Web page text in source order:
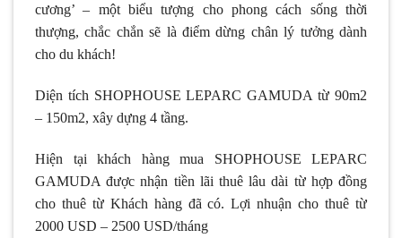
cương’ – một biểu tượng cho phong cách sống thời
thượng, chắc chắn sẽ là điểm dừng chân lý tưởng dành
cho du khách!
Diện tích SHOPHOUSE LEPARC GAMUDA từ 90m2
– 150m2, xây dựng 4 tầng.
Hiện tại khách hàng mua SHOPHOUSE LEPARC
GAMUDA được nhận tiền lãi thuê lâu dài từ hợp đồng
cho thuê từ Khách hàng đã có. Lợi nhuận cho thuê từ
2000 USD – 2500 USD/tháng